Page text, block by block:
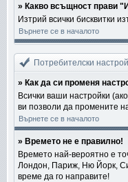
» Какво всъщност прави
Изтрий всички бисквитки
Върнете се в началото
Потребителски
» Как да си променя
Всички ваши настройки
ви позволи да промените
Върнете се в началото
» Времето не е правилно!
Времето най-вероятно е
Лондон, Париж, Ню Йорк,
време да го направите!